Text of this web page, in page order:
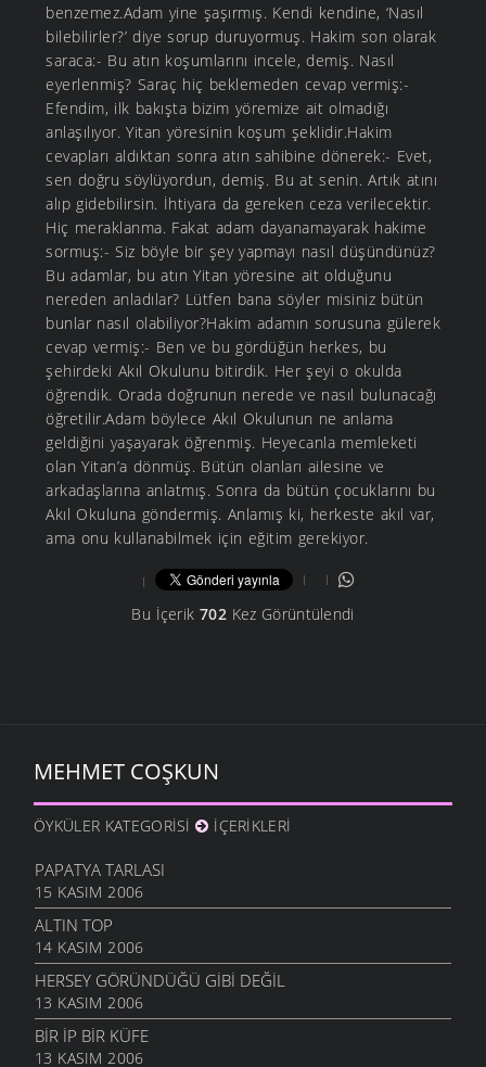
benzemez.Adam yine şaşırmış. Kendi kendine, ‘Nasıl
bilebilirler?’ diye sorup duruyormuş. Hakim son olarak
saraca:- Bu atın koşumlarını incele, demiş. Nasıl
eyerlenmiş? Saraç hiç beklemeden cevap vermiş:-
Efendim, ilk bakışta bizim yöremize ait olmadığı
anlaşılıyor. Yitan yöresinin koşum şeklidir.Hakim
cevapları aldıktan sonra atın sahibine dönerek:- Evet,
sen doğru söylüyordun, demiş. Bu at senin. Artık atını
alıp gidebilirsin. İhtiyara da gereken ceza verilecektir.
Hiç meraklanma. Fakat adam dayanamayarak hakime
sormuş:- Siz böyle bir şey yapmayı nasıl düşündünüz?
Bu adamlar, bu atın Yitan yöresine ait olduğunu
nereden anladılar? Lütfen bana söyler misiniz bütün
bunlar nasıl olabiliyor?Hakim adamın sorusuna gülerek
cevap vermiş:- Ben ve bu gördüğün herkes, bu
şehirdeki Akıl Okulunu bitirdik. Her şeyi o okulda
öğrendik. Orada doğrunun nerede ve nasıl bulunacağı
öğretilir.Adam böylece Akıl Okulunun ne anlama
geldiğini yaşayarak öğrenmiş. Heyecanla memleketi
olan Yitan’a dönmüş. Bütün olanları ailesine ve
arkadaşlarına anlatmış. Sonra da bütün çocuklarını bu
Akıl Okuluna göndermiş. Anlamış ki, herkeste akıl var,
ama onu kullanabilmek için eğitim gerekiyor.
Bu İçerik 702Kez Görüntülendi
MEHMET COŞKUN
ÖYKÜLER KATEGORISI İÇERIKLERI
PAPATYA TARLASI
15 KASIM 2006
ALTIN TOP
14 KASIM 2006
HERSEY GÖRÜNDÜĞÜ GİBİ DEĞİL
13 KASIM 2006
BIR İP BIR KÜFE
13 KASIM 2006